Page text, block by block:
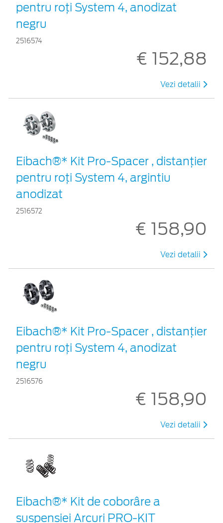
pentru roți System 4, anodizat
negru
2516574
€ 152,88
Vezi detalii
Eibach®* Kit Pro-Spacer , distanțier
pentru roți System 4, argintiu
anodizat
2516572
€ 158,90
Vezi detalii
Eibach®* Kit Pro-Spacer , distanțier
pentru roți System 4, anodizat
negru
2516576
€ 158,90
Vezi detalii
Eibach®* Kit de coborâre a
suspensiei Arcuri PRO-KIT